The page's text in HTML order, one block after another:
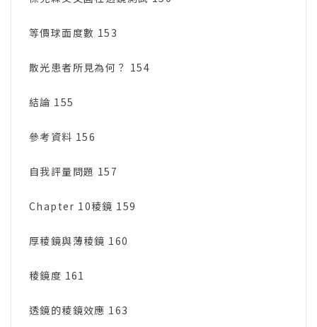
等價球面度數 153
散光患者所見為何？ 154
結論 155
參考資料 156
自我評量問題 157
Chapter 10稜鏡 159
厚稜鏡與薄稜鏡 160
稜鏡度 161
透鏡的稜鏡效應 163